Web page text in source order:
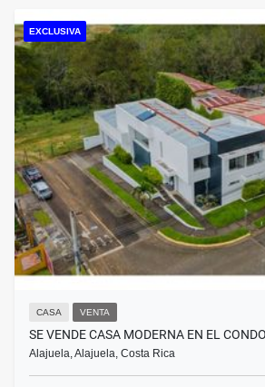
EXCLUSIVA
CASA VENTA
SE VENDE CASA MODERNA EN EL
Alajuela, Alajuela, Costa Rica